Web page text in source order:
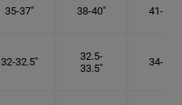
35-37" 38-40" 41-43"
32-32.5"
32.5-
33.5"
34-35"